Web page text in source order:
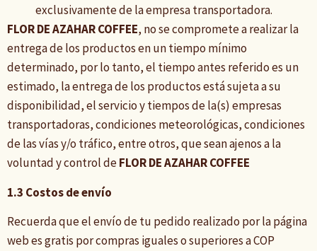
exclusivamente de la empresa transportadora.
FLOR DE AZAHAR COFFEE, no se compromete a realizar la
entrega de los productos en un tiempo mínimo
determinado, por lo tanto, el tiempo antes referido es un
estimado, la entrega de los productos está sujeta a su
disponibilidad, el servicio y tiempos de la(s) empresas
transportadoras, condiciones meteorológicas, condiciones
de las vías y/o tráfico, entre otros, que sean ajenos a la
voluntad y control deFLOR DE AZAHAR COFFEE
1.3 Costos de envío
Recuerda que el envío de tu pedido realizado por la página
web es gratis por compras iguales o superiores a COP